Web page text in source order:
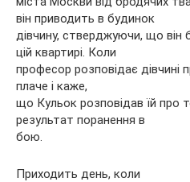
він приводить в будинок
дівчину, стверджуючи, що
цій квартирі. Коли
професор розповідає дівчині
плаче і каже,
що Кульок розповідав їй про
результат поранення в
бою.
Приходить день, коли